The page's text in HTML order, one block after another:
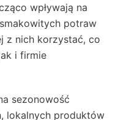
wpływają na
potraw
z nich korzystać, co
i firmie
sezonowość
lokalnych produktów